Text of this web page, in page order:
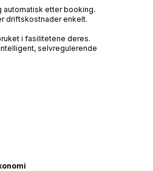
automatisk etter booking.
driftskostnader enkelt.
i fasilitetene deres.
selvregulerende